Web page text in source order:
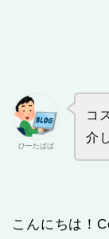
ひーたぱぱ
コ
介
こんにちは！